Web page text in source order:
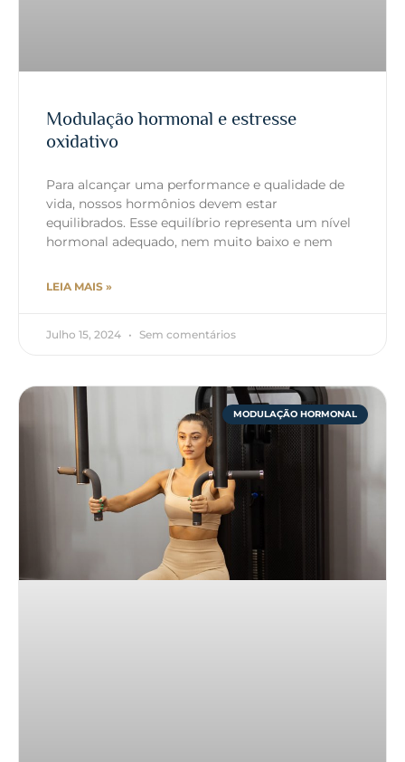
Modulação hormonal e estresse
oxidativo
Para alcançar uma performance e qualidade de
vida, nossos hormônios devem estar
equilibrados. Esse equilíbrio representa um nível
hormonal adequado, nem muito baixo e nem
LEIA MAIS »
Julho 15, 2024 Sem comentários
MODULAÇÃO HORMONAL